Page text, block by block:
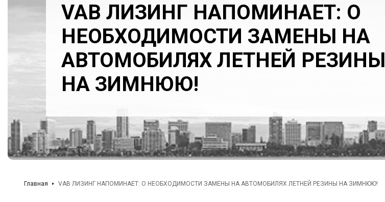
VAB ЛИЗИНГ НАПОМИНАЕТ: О
НЕОБХОДИМОСТИ ЗАМЕНЫ НА
АВТОМОБИЛЯХ ЛЕТНЕЙ РЕЗИНЫ
НА ЗИМНЮЮ!
Главная VAB ЛИЗИНГ НАПОМИНАЕТ: О НЕОБХОДИМОСТИ ЗАМЕНЫ НА АВТОМОБИЛЯХ ЛЕТНЕЙ РЕЗИНЫ НА ЗИМНЮЮ!